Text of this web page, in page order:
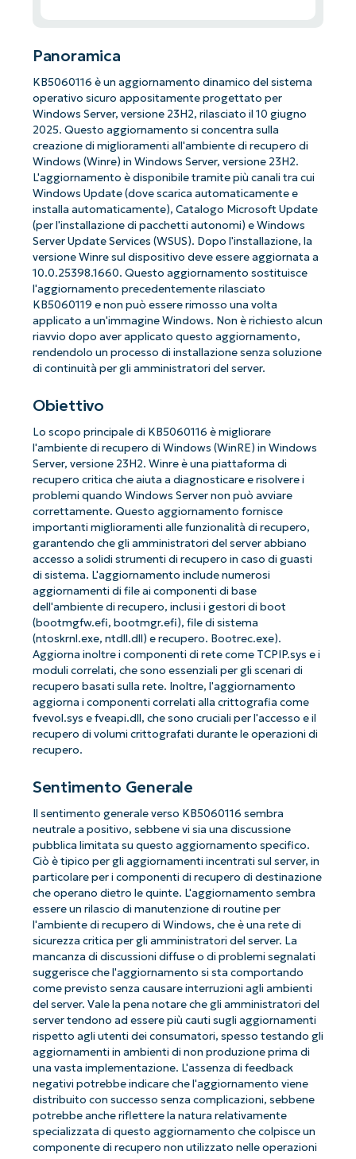
Panoramica
KB5060116 è un aggiornamento dinamico del sistema
operativo sicuro appositamente progettato per
Windows Server, versione 23H2, rilasciato il 10 giugno
2025. Questo aggiornamento si concentra sulla
creazione di miglioramenti all'ambiente di recupero di
Windows (Winre) in Windows Server, versione 23H2.
L'aggiornamento è disponibile tramite più canali tra cui
Windows Update (dove scarica automaticamente e
installa automaticamente), Catalogo Microsoft Update
(per l'installazione di pacchetti autonomi) e Windows
Server Update Services (WSUS). Dopo l'installazione, la
versione Winre sul dispositivo deve essere aggiornata a
10.0.25398.1660. Questo aggiornamento sostituisce
l'aggiornamento precedentemente rilasciato
KB5060119 e non può essere rimosso una volta
applicato a un'immagine Windows. Non è richiesto alcun
riavvio dopo aver applicato questo aggiornamento,
rendendolo un processo di installazione senza soluzione
di continuità per gli amministratori del server.
Obiettivo
Lo scopo principale di KB5060116 è migliorare
l'ambiente di recupero di Windows (WinRE) in Windows
Server, versione 23H2. Winre è una piattaforma di
recupero critica che aiuta a diagnosticare e risolvere i
problemi quando Windows Server non può avviare
correttamente. Questo aggiornamento fornisce
importanti miglioramenti alle funzionalità di recupero,
garantendo che gli amministratori del server abbiano
accesso a solidi strumenti di recupero in caso di guasti
di sistema. L'aggiornamento include numerosi
aggiornamenti di file ai componenti di base
dell'ambiente di recupero, inclusi i gestori di boot
(bootmgfw.efi, bootmgr.efi), file di sistema
(ntoskrnl.exe, ntdll.dll) e recupero. Bootrec.exe).
Aggiorna inoltre i componenti di rete come TCPIP.sys e i
moduli correlati, che sono essenziali per gli scenari di
recupero basati sulla rete. Inoltre, l'aggiornamento
aggiorna i componenti correlati alla crittografia come
fvevol.sys e fveapi.dll, che sono cruciali per l'accesso e il
recupero di volumi crittografati durante le operazioni di
recupero.
Sentimento Generale
Il sentimento generale verso KB5060116 sembra
neutrale a positivo, sebbene vi sia una discussione
pubblica limitata su questo aggiornamento specifico.
Ciò è tipico per gli aggiornamenti incentrati sul server, in
particolare per i componenti di recupero di destinazione
che operano dietro le quinte. L'aggiornamento sembra
essere un rilascio di manutenzione di routine per
l'ambiente di recupero di Windows, che è una rete di
sicurezza critica per gli amministratori del server. La
mancanza di discussioni diffuse o di problemi segnalati
suggerisce che l'aggiornamento si sta comportando
come previsto senza causare interruzioni agli ambienti
del server. Vale la pena notare che gli amministratori del
server tendono ad essere più cauti sugli aggiornamenti
rispetto agli utenti dei consumatori, spesso testando gli
aggiornamenti in ambienti di non produzione prima di
una vasta implementazione. L'assenza di feedback
negativi potrebbe indicare che l'aggiornamento viene
distribuito con successo senza complicazioni, sebbene
potrebbe anche riflettere la natura relativamente
specializzata di questo aggiornamento che colpisce un
componente di recupero non utilizzato nelle operazioni